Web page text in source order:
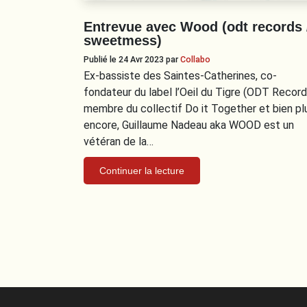
Entrevue avec Wood (odt records
sweetmess)
Publié le 24 Avr 2023 parCollabo
Ex-bassiste des Saintes-Catherines, co-
fondateur du label l’Oeil du Tigre (ODT
membre du collectif Do it Together et bien
encore, Guillaume Nadeau aka WOOD est un
vétéran de la…
Continuer la lecture